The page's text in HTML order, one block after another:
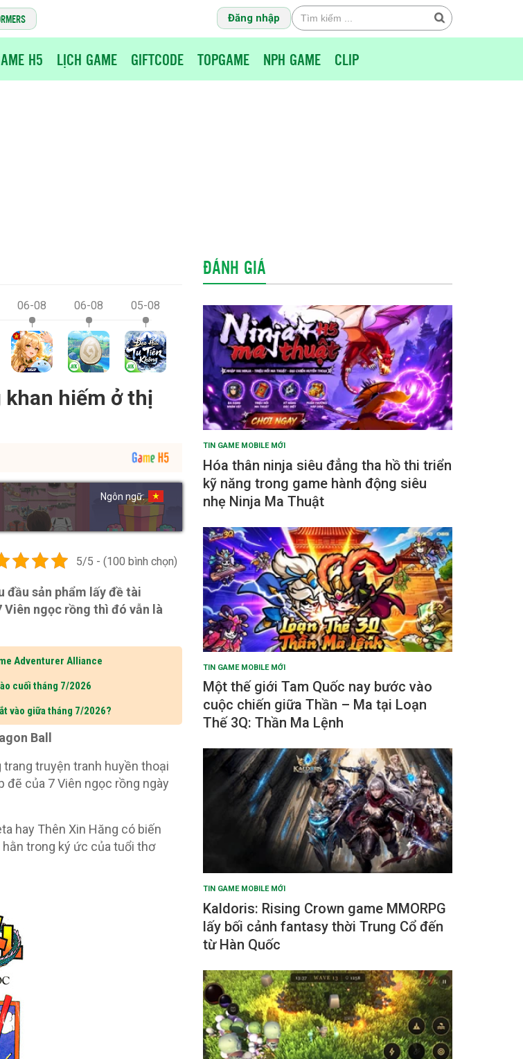
Đăng nhập
H5 LỊCH GAME GIFTCODE TOPGAME NPH GAME CLIP
06-08 06-08 05-08
khan hiếm ở thị
Ngôn ngữ:
5/5 - (100 bình chọn)
đầu sản phẩm lấy đề tài
ngọc rồng thì đó vẫn là
Adventurer Alliance
cuối tháng 7/2026
vào giữa tháng 7/2026?
Ball
truyện tranh huyền thoại
đẽ của 7 Viên ngọc rồng ngày
hay Thên Xin Hăng có biến
hằn trong ký ức của tuổi thơ
ĐÁNH GIÁ
TIN GAME MOBILE MỚI
Hóa thân ninja siêu đẳng tha hồ thi triển
kỹ năng trong game hành động siêu
nhẹ Ninja Ma Thuật
TIN GAME MOBILE MỚI
Một thế giới Tam Quốc nay bước vào
cuộc chiến giữa Thần – Ma tại Loạn
Thế 3Q: Thần Ma Lệnh
TIN GAME MOBILE MỚI
Kaldoris: Rising Crown game MMORPG
lấy bối cảnh fantasy thời Trung Cổ đến
từ Hàn Quốc